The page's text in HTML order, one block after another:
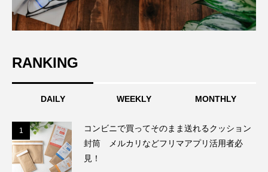
RANKING
DAILY WEEKLY MONTHLY
1
コンビニで買ってそのまま送れるクッション
封筒 メルカリなどフリマアプリ活用者必
見！